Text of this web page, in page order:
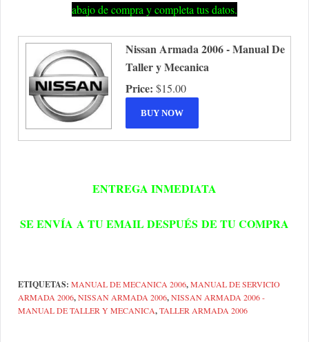
abajo de compra y completa tus datos.
Nissan Armada 2006 - Manual De
Taller y Mecanica
Price: $15.00
ENTREGA INMEDIATA
SE ENVÍA A TU EMAILDESPUÉS DE TU COMPRA
ETIQUETAS: MANUAL DE MECANICA 2006,MANUAL DE SERVICIO
ARMADA 2006,NISSAN ARMADA 2006,NISSAN ARMADA 2006 -
MANUAL DE TALLER Y MECANICA,TALLER ARMADA 2006